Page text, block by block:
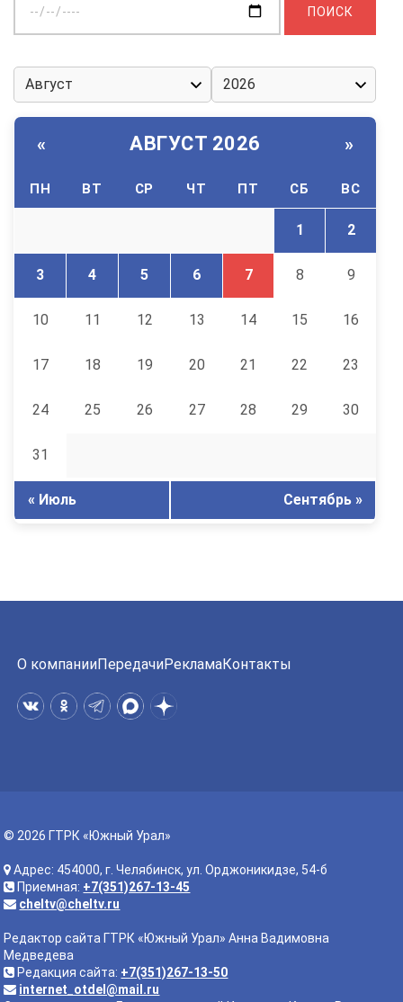
дату:
« АВГУСТ 2026 »
ПН ВТ СР ЧТ ПТ СБ ВС
1 2
3 4 5 6 7 8 9
10 11 12 13 14 15 16
17 18 19 20 21 22 23
24 25 26 27 28 29 30
31
« Июль Сентябрь »
О компанииПередачиРекламаКонтакты
© 2026 ГТРК «Южный Урал»
Адрес: 454000, г. Челябинск, ул. Орджоникидзе, 54-б
Приемная: +7(351)267-13-45
cheltv@cheltv.ru
Редактор сайта ГТРК «Южный Урал» Анна Вадимовна
Медведева
Редакция сайта: +7(351)267-13-50
internet_otdel@mail.ru